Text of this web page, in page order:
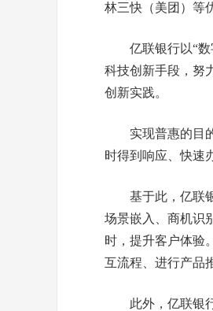
林三快（美团）等
亿联银行以“
科技创新手段，努
创新实践。
实现普惠的目
时得到响应、快速
基于此，亿联
场景嵌入、商机识
时，提升客户体验
互流程、进行产品
此外，亿联银